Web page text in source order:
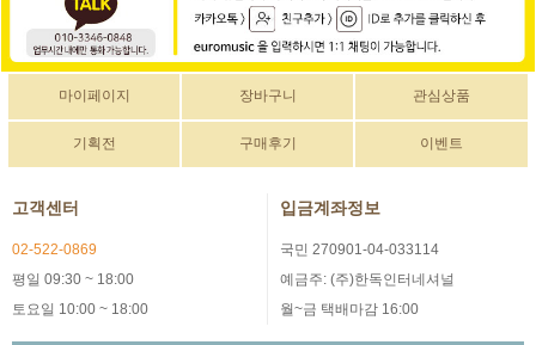
마이페이지 장바구니 관심상품
기획전 구매후기 이벤트
고객센터
02-522-0869
평일 09:30 ~ 18:00
토요일 10:00 ~ 18:00
입금계좌정보
국민 270901-04-033114
예금주: (주)한독인터네셔널
월~금 택배마감 16:00